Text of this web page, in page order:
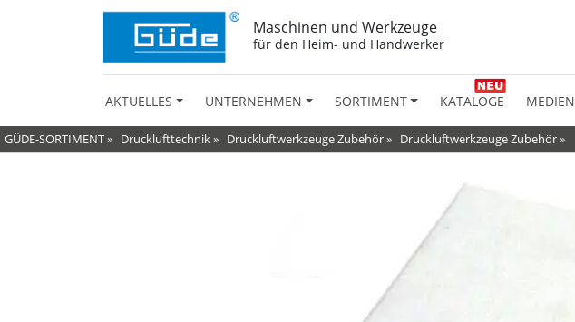
Maschinen und Werkzeuge
für den Heim- und Handwerker
AKTUELLES UNTERNEHMEN SORTIMENT KATALOGE MEDIEN
GÜDE-SORTIMENT» Drucklufttechnik» Druckluftwerkzeuge Zubehör» Druckluftwerkzeuge Zubehör»